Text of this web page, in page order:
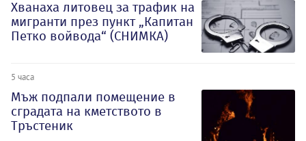
Хванаха литовец за трафик на
мигранти през пункт „Капитан
Петко войвода“ (СНИМКА)
5 часа
Мъж подпали помещение в
сградата на кметството в
Тръстеник